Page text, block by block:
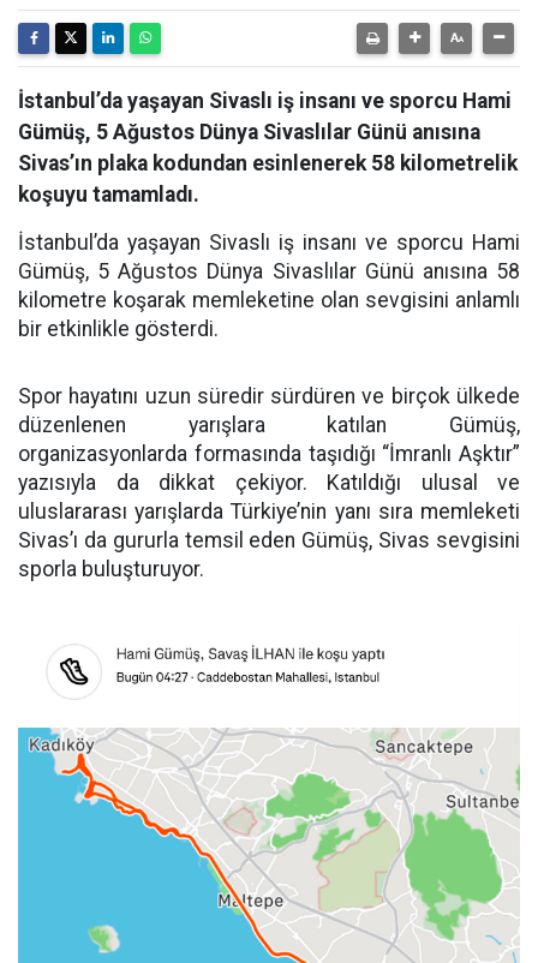
İstanbul’da yaşayan Sivaslı iş insanı ve sporcu Hami
Gümüş, 5 Ağustos Dünya Sivaslılar Günü anısına
Sivas’ın plaka kodundan esinlenerek 58 kilometrelik
koşuyu tamamladı.
İstanbul’da yaşayan Sivaslı iş insanı ve sporcu Hami
Gümüş, 5 Ağustos Dünya Sivaslılar Günü anısına 58
kilometre koşarak memleketine olan sevgisini anlamlı
bir etkinlikle gösterdi.
Spor hayatını uzun süredir sürdüren ve birçok ülkede
düzenlenen yarışlara katılan Gümüş,
organizasyonlarda formasında taşıdığı “İmranlı Aşktır”
yazısıyla da dikkat çekiyor. Katıldığı ulusal ve
uluslararası yarışlarda Türkiye’nin yanı sıra memleketi
Sivas’ı da gururla temsil eden Gümüş, Sivas sevgisini
sporla buluşturuyor.